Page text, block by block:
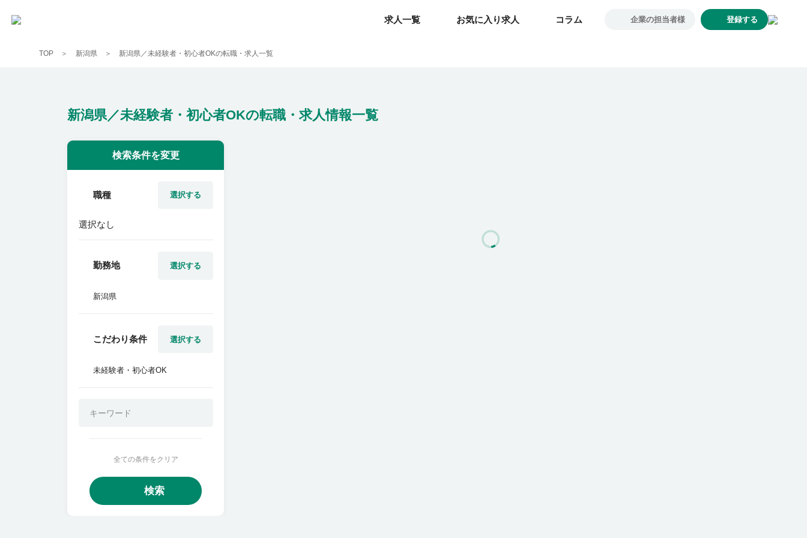
求人一覧 お気に入り求人 コラム 企業の担当者様 登録する
求人一覧 お気に入り求人 コラム 企業の担当者様 登録する
TOP 新潟県 新潟県／未経験者・初心者OKの転職・求人一覧
新潟県／未経験者・初心者OKの転職・求人情報一覧
検索条件を変更
選択する
職種
選択なし
選択する
勤務地
新潟県
選択する
こだわり条件
未経験者・初心者OK
全ての条件をクリア
検索